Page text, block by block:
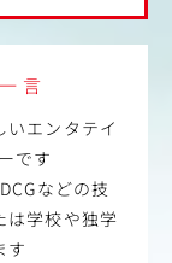
言
エンタテイ
です
などの技
は学校や独学
す